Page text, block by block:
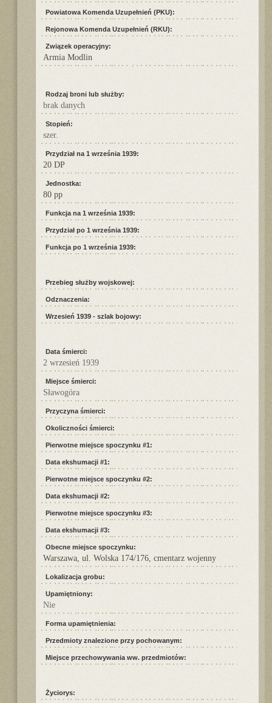
Powiatowa Komenda Uzupełnień (PKU):
Rejonowa Komenda Uzupełnień (RKU):
Związek operacyjny:
Armia Modlin
Rodzaj broni lub służby:
brak danych
Stopień:
szer.
Przydział na 1 września 1939:
20 DP
Jednostka:
80 pp
Funkcja na 1 września 1939:
Przydział po 1 września 1939:
Funkcja po 1 września 1939:
Przebieg służby wojskowej:
Odznaczenia:
Wrzesień 1939 - szlak bojowy:
Data śmierci:
2 wrzesień 1939
Miejsce śmierci:
Sławogóra
Przyczyna śmierci:
Okoliczności śmierci:
Pierwotne miejsce spoczynku #1:
Data ekshumacji #1:
Pierwotne miejsce spoczynku #2:
Data ekshumacji #2:
Pierwotne miejsce spoczynku #3:
Data ekshumacji #3:
Obecne miejsce spoczynku:
Warszawa, ul. Wolska 174/176, cmentarz wojenny
Lokalizacja grobu:
Upamiętniony:
Nie
Forma upamiętnienia:
Przedmioty znalezione przy pochowanym:
Miejsce przechowywania ww. przedmiotów:
Życiorys: